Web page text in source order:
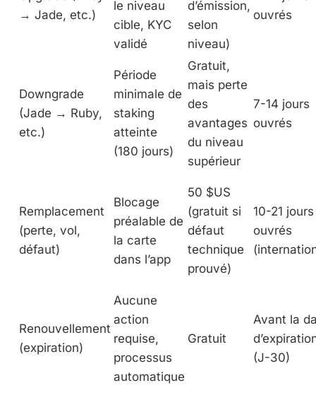
→ Jade, etc.)
le niveau
cible, KYC
validé
d’émission,
selon
niveau)
ouvrés
Downgrade
(Jade → Ruby,
etc.)
Période
minimale de
staking
atteinte
(180 jours)
Gratuit,
mais perte
des
avantages
du niveau
supérieur
7-14 jours
ouvrés
Remplacement
(perte, vol,
défaut)
Blocage
préalable de
la carte
dans l’app
50 $US
(gratuit si
défaut
technique
prouvé)
10-21 jours
ouvrés
Renouvellement
(expiration)
Aucune
action
requise,
processus
automatique
Gratuit
Avant la
(J-30)